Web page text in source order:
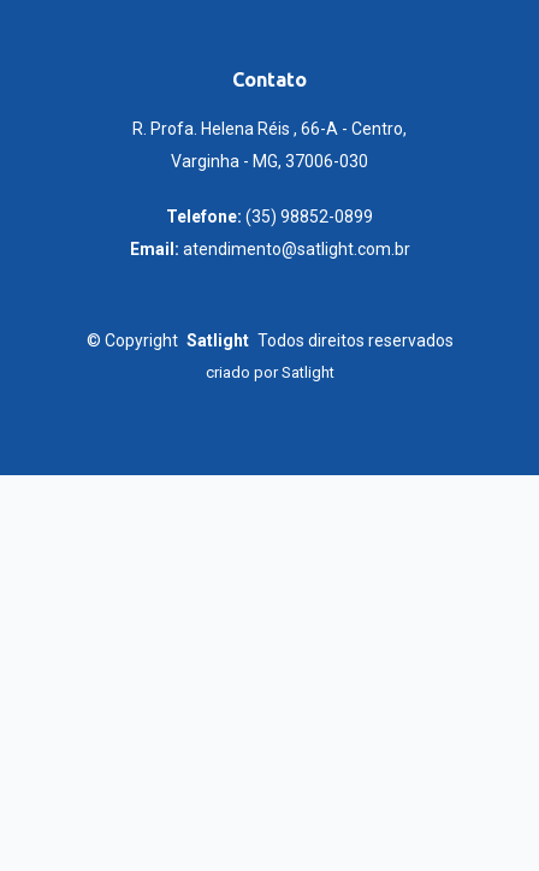
Contato
R. Profa. Helena Réis , 66-A - Centro,
Varginha - MG, 37006-030
Telefone: (35) 98852-0899
Email: atendimento@satlight.com.br
© Copyright Satlight Todos direitos reservados
criado porSatlight